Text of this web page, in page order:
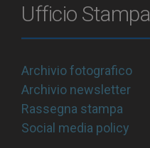
Ufficio Stampa
Archivio fotografico
Archivio newsletter
Rassegna stampa
Social media policy